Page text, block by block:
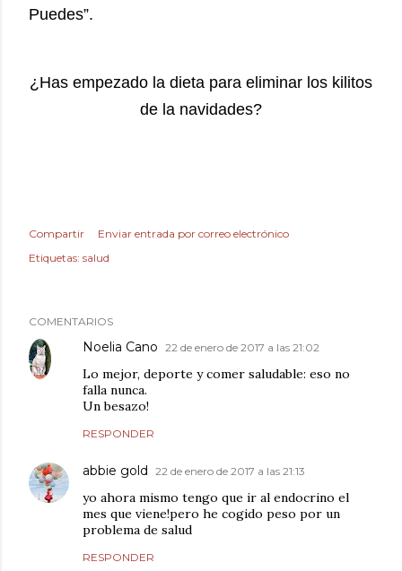
Puedes”.
¿Has empezado la dieta para eliminar los kilitos
de la navidades?
Compartir
Enviar entrada por correo electrónico
Etiquetas: salud
COMENTARIOS
Noelia Cano 22 de enero de 2017 a las 21:02
Lo mejor, deporte y comer saludable: eso no
falla nunca.
Un besazo!
RESPONDER
abbie gold 22 de enero de 2017 a las 21:13
yo ahora mismo tengo que ir al endocrino el
mes que viene!pero he cogido peso por un
problema de salud
RESPONDER